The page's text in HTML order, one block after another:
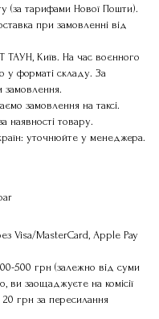
(за тарифами Нової Пошти).
при замовленні від
Київ. На час воєнного
у форматі складу. За
замовлення.
замовлення на таксі.
наявності товару.
уточнюйте у менеджера.
Visa/MasterCard, Apple Pay
500 грн (залежно від суми
ви заощаджуєте на комісії
грн за пересилання